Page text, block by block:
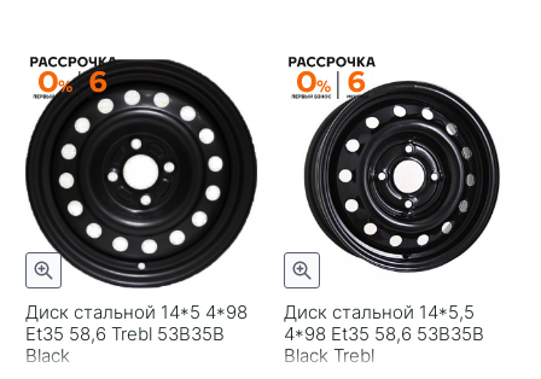
Диск стальной 14*5 4*98
Et35 58,6 Trebl 53B35B
Black
Диск стальной 14*5,5
4*98 Et35 58,6 53B35B
Black Trebl